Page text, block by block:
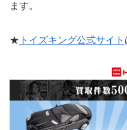
ます。
★ トイズキング公式サイト